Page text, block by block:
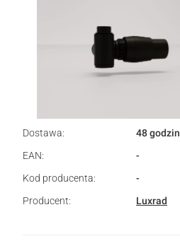
Dostawa:
48 godzin
EAN:
-
Kod producenta:
-
Producent:
Luxrad